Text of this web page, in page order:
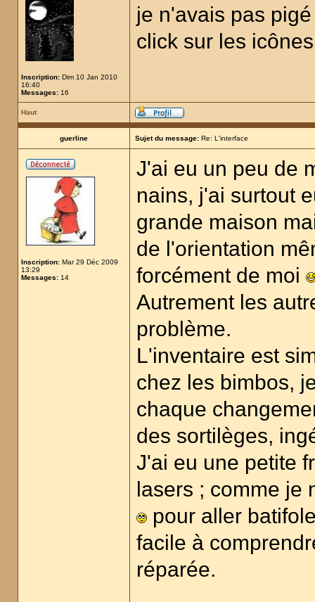
Inscription: Dim 10 Jan 2010
16:40
Messages: 16
je n'avais pas
click sur les
Haut
guerline Sujet du message: Re: L'interface
Inscription: Mar 29 Déc 2009
13:29
Messages: 14
J'ai eu un peu de
nains, j'ai surtout
grande maison
de l'orientation
forcément de moi
Autrement les
problème.
L'inventaire est
chez les bimbos,
chaque
des sortilèges,
J'ai eu une petite
lasers ; comme je
pour aller
facile à
réparée.